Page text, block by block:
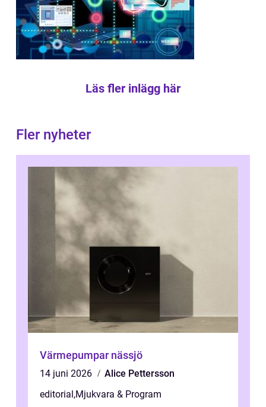
Läs fler inlägg här
Fler nyheter
Värmepumpar nässjö
14 juni 2026
Alice Pettersson
editorial,Mjukvara & Program